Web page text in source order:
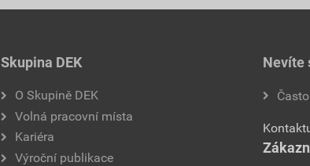
Skupina DEK
O Skupině DEK
Volná pracovní místa
Kariéra
Výroční publikace
Nevíte